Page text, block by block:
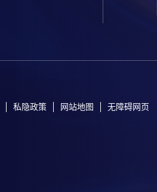
私隐政策 网站地图 无障碍网页